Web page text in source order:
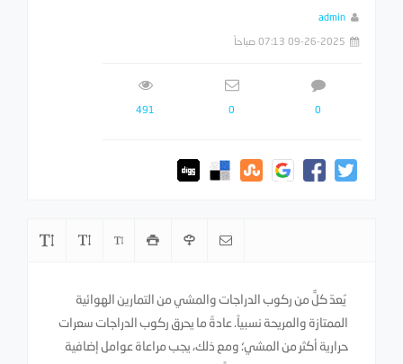
admin
09-26-2025 07:13 صباحاً
0
0
491
يُعدّ كلٌّ من ركوب الدراجات والمشي من التمارين الهوائية
الممتازة والمريحة نسبياً. عادةً ما يحرق ركوب الدراجات سعرات
حرارية أكثر من المشي؛ ومع ذلك، يجب مراعاة عوامل إضافية